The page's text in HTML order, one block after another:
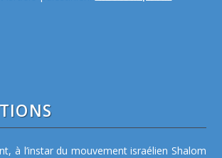
à l’instar du mouvement israélien Shalom